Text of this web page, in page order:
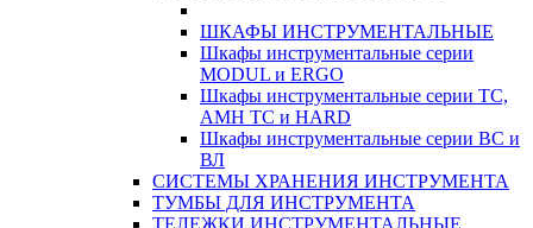
ШКАФЫ ИНСТРУМЕНТАЛЬНЫЕ
Шкафы инструментальные серии
MODUL и ERGO
Шкафы инструментальные серии ТС,
АМН ТС и HARD
Шкафы инструментальные серии ВС и
ВЛ
СИСТЕМЫ ХРАНЕНИЯ ИНСТРУМЕНТА
ТУМБЫ ДЛЯ ИНСТРУМЕНТА
ТЕЛЕЖКИ ИНСТРУМЕНТАЛЬНЫЕ